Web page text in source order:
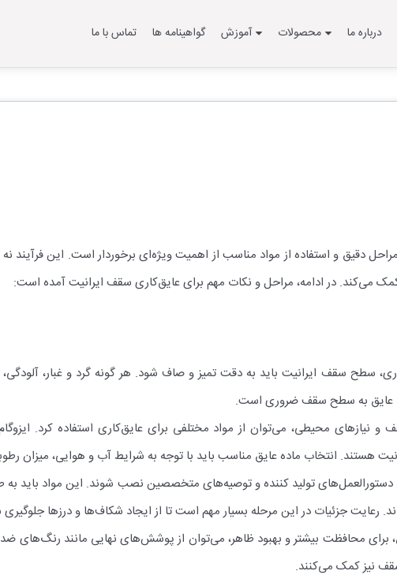
درباره ما محصولات آموزش گواهینامه ها تماس با ما
دقیق و استفاده از مواد مناسب از اهمیت ویژه‌ای برخوردار است. این فرآیند
می‌کند. در ادامه، مراحل و نکات مهم برای عایق‌کاری سقف ایرانیت آمده است:
سطح سقف ایرانیت باید به دقت تمیز و صاف شود. هر گونه گرد و غبار،
عایق به سطح سقف ضروری است.
و نیازهای محیطی، می‌توان از مواد مختلفی برای عایق‌کاری استفاده کرد.
هستند. انتخاب ماده عایق مناسب باید با توجه به شرایط آب و هوایی، میزان
دستورالعمل‌های تولید کننده و توصیه‌های متخصصین نصب شوند. این مواد باید
رعایت جزئیات در این مرحله بسیار مهم است تا از ایجاد شکاف‌ها و درزها
برای محافظت بیشتر و بهبود ظاهر، می‌توان از پوشش‌های نهایی مانند رنگ‌های
نیز کمک می‌کنند.